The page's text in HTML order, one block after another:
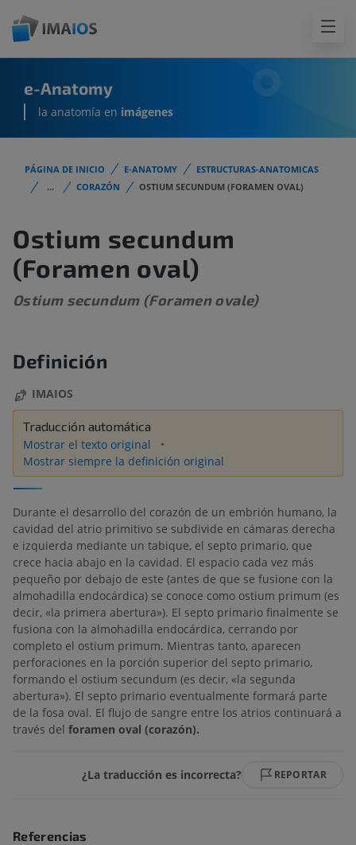
e-Anatomy
la anatomía en imágenes
PÁGINA DE INICIO E-ANATOMY
ESTRUCTURAS-ANATOMICAS
...
CORAZÓN OSTIUM SECUNDUM (FORAMEN OVAL)
Ostium secundum
(Foramen oval)
Ostium secundum (Foramen ovale)
Definición
IMAIOS
Traducción automática
Mostrar el texto original
Mostrar siempre la definición original
Durante el desarrollo del corazón de un embrión humano, la
cavidad del atrio primitivo se subdivide en cámaras derecha
e izquierda mediante un tabique, el septo primario, que
crece hacia abajo en la cavidad. El espacio cada vez más
pequeño por debajo de este (antes de que se fusione con la
almohadilla endocárdica) se conoce como ostium primum (es
decir, «la primera abertura»). El septo primario finalmente se
fusiona con la almohadilla endocárdica, cerrando por
completo el ostium primum. Mientras tanto, aparecen
perforaciones en la porción superior del septo primario,
formando el ostium secundum (es decir, «la segunda
abertura»). El septo primario eventualmente formará parte
de la fosa oval. El flujo de sangre entre los atrios continuará a
través del foramen oval (corazón).
¿La traducción es incorrecta? REPORTAR
Referencias